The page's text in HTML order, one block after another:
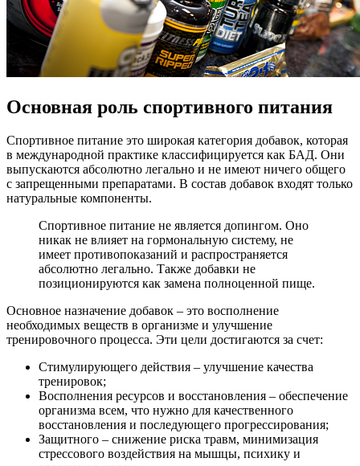
Основная роль спортивного питания
Спортивное питание это широкая категория добавок, которая
в международной практике классифицируется как БАД. Они
выпускаются абсолютно легально и не имеют ничего общего
с запрещенными препаратами. В состав добавок входят только
натуральные компоненты.
Спортивное питание не является допингом. Оно
никак не влияет на гормональную систему, не
имеет противопоказаний и распространяется
абсолютно легально. Также добавки не
позиционируются как замена полноценной пище.
Основное назначение добавок – это восполнение
необходимых веществ в организме и улучшение
тренировочного процесса. Эти цели достигаются за счет:
Стимулирующего действия – улучшение качества
тренировок;
Восполнения ресурсов и восстановления – обеспечение
организма всем, что нужно для качественного
восстановления и последующего прогрессирования;
Защитного – снижение риска травм, минимизация
стрессового воздействия на мышцы, психику и